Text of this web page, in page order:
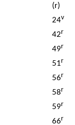
(r)
24v
42r
49r
51r
56r
58r
59r
66r